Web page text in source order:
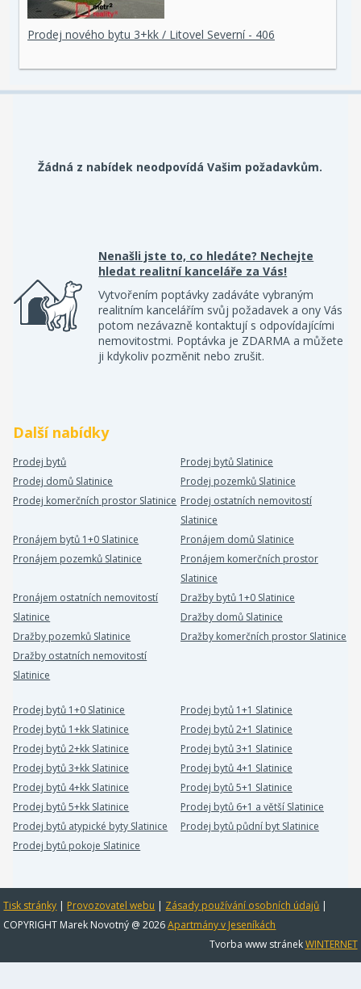
Prodej nového bytu 3+kk / Litovel Severní - 406
Žádná z nabídek neodpovídá Vašim požadavkům.
Nenašli jste to, co hledáte? Nechejte
hledat realitní kanceláře za Vás!
Vytvořením poptávky zadáváte vybraným
realitním kancelářím svůj požadavek a ony Vás
potom nezávazně kontaktují s odpovídajícími
nemovitostmi. Poptávka je ZDARMA a můžete
ji kdykoliv pozměnit nebo zrušit.
Další nabídky
Prodej bytů
Prodej bytů Slatinice
Prodej domů Slatinice
Prodej pozemků Slatinice
Prodej komerčních prostor Slatinice Prodej ostatních nemovitostí
Slatinice
Pronájem bytů 1+0 Slatinice
Pronájem domů Slatinice
Pronájem pozemků Slatinice
Pronájem komerčních prostor
Slatinice
Pronájem ostatních nemovitostí
Slatinice
Dražby bytů 1+0 Slatinice
Dražby domů Slatinice
Dražby pozemků Slatinice
Dražby komerčních prostor Slatinice
Dražby ostatních nemovitostí
Slatinice
Prodej bytů 1+0 Slatinice
Prodej bytů 1+1 Slatinice
Prodej bytů 1+kk Slatinice
Prodej bytů 2+1 Slatinice
Prodej bytů 2+kk Slatinice
Prodej bytů 3+1 Slatinice
Prodej bytů 3+kk Slatinice
Prodej bytů 4+1 Slatinice
Prodej bytů 4+kk Slatinice
Prodej bytů 5+1 Slatinice
Prodej bytů 5+kk Slatinice
Prodej bytů 6+1 a větší Slatinice
Prodej bytů atypické byty Slatinice
Prodej bytů půdní byt Slatinice
Prodej bytů pokoje Slatinice
Tisk stránky | Provozovatel webu | Zásady používání osobních údajů |
COPYRIGHT Marek Novotný @ 2026Apartmány v Jeseníkách
Tvorba www stránekWINTERNET